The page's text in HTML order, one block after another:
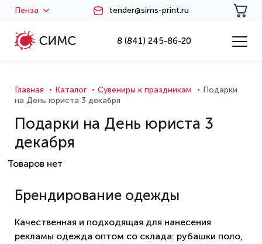
Пенза tender@sims-print.ru
8 (841) 245-86-20
Главная Каталог Сувениры к праздникам
Подарки
на День юриста 3 декабря
Подарки на День юриста 3
декабря
Товаров нет
Брендирование одежды
Качественная и подходящая для нанесения
рекламы одежда оптом со склада: рубашки поло,